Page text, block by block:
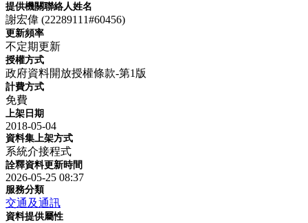
提供機關聯絡人姓名
謝宏偉 (22289111#60456)
更新頻率
不定期更新
授權方式
政府資料開放授權條款-第1版
計費方式
免費
上架日期
2018-05-04
資料集上架方式
系統介接程式
詮釋資料更新時間
2026-05-25 08:37
服務分類
交通及通訊
資料提供屬性